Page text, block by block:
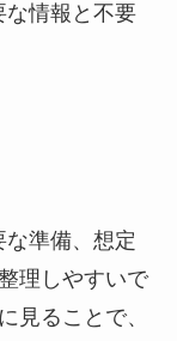
な情報と不要
準備、想定
理しやすいで
見ることで、